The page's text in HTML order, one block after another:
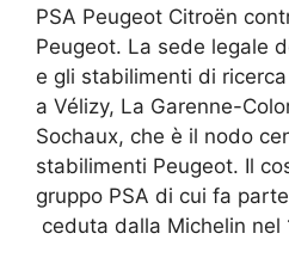
PSA Peugeot Citroën
Peugeot. La sede legale
e gli stabilimenti di
a Vélizy, La Garenne-
Sochaux, che è il nodo
stabilimenti Peugeot. Il
gruppo PSA di cui fa
ceduta dalla Michelin nel